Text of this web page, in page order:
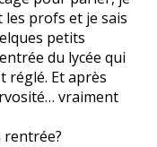
les profs et je sais
petits
du lycée qui
réglé. Et après
vraiment
rentrée?